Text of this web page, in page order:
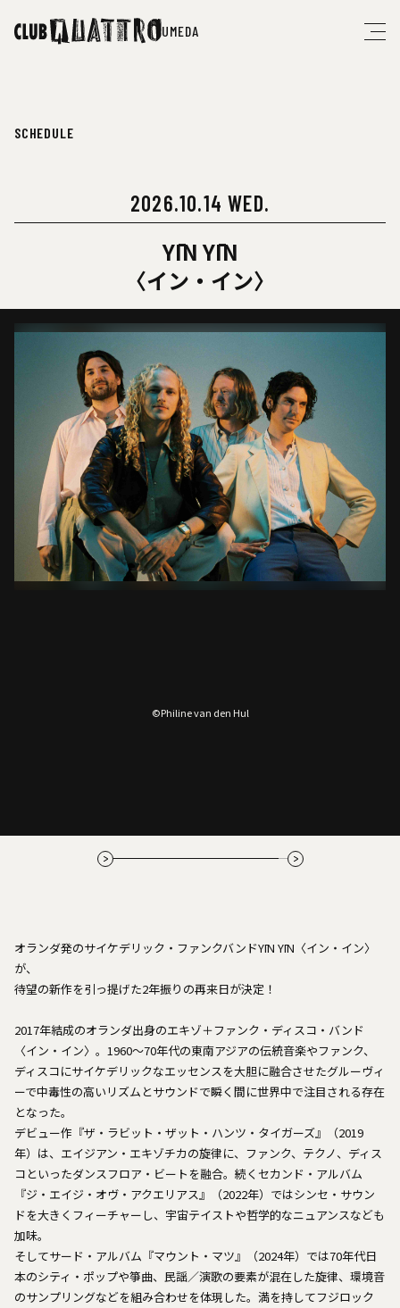
UMEDA
SCHEDULE
2026.10.14 WED.
YĪN YĪN
〈イン・イン〉
オランダ発のサイケデリック・ファンクバンドYĪN YĪN〈イン・イン〉
が、
待望の新作を引っ提げた2年振りの再来日が決定！
2017年結成のオランダ出身のエキゾ＋ファンク・ディスコ・バンド
〈イン・イン〉。1960～70年代の東南アジアの伝統音楽やファンク、
ディスコにサイケデリックなエッセンスを大胆に融合させたグルーヴィ
ーで中毒性の高いリズムとサウンドで瞬く間に世界中で注目される存在
となった。
デビュー作『ザ・ラビット・ザット・ハンツ・タイガーズ』（2019
年）は、エイジアン・エキゾチカの旋律に、ファンク、テクノ、ディス
コといったダンスフロア・ビートを融合。続くセカンド・アルバム
『ジ・エイジ・オヴ・アクエリアス』（2022年）ではシンセ・サウン
ドを大きくフィーチャーし、宇宙テイストや哲学的なニュアンスなども
加味。
そしてサード・アルバム『マウント・マツ』（2024年）では70年代日
本のシティ・ポップや箏曲、民謡／演歌の要素が混在した旋律、環境音
のサンプリングなどを組み合わせを体現した。満を持してフジロック